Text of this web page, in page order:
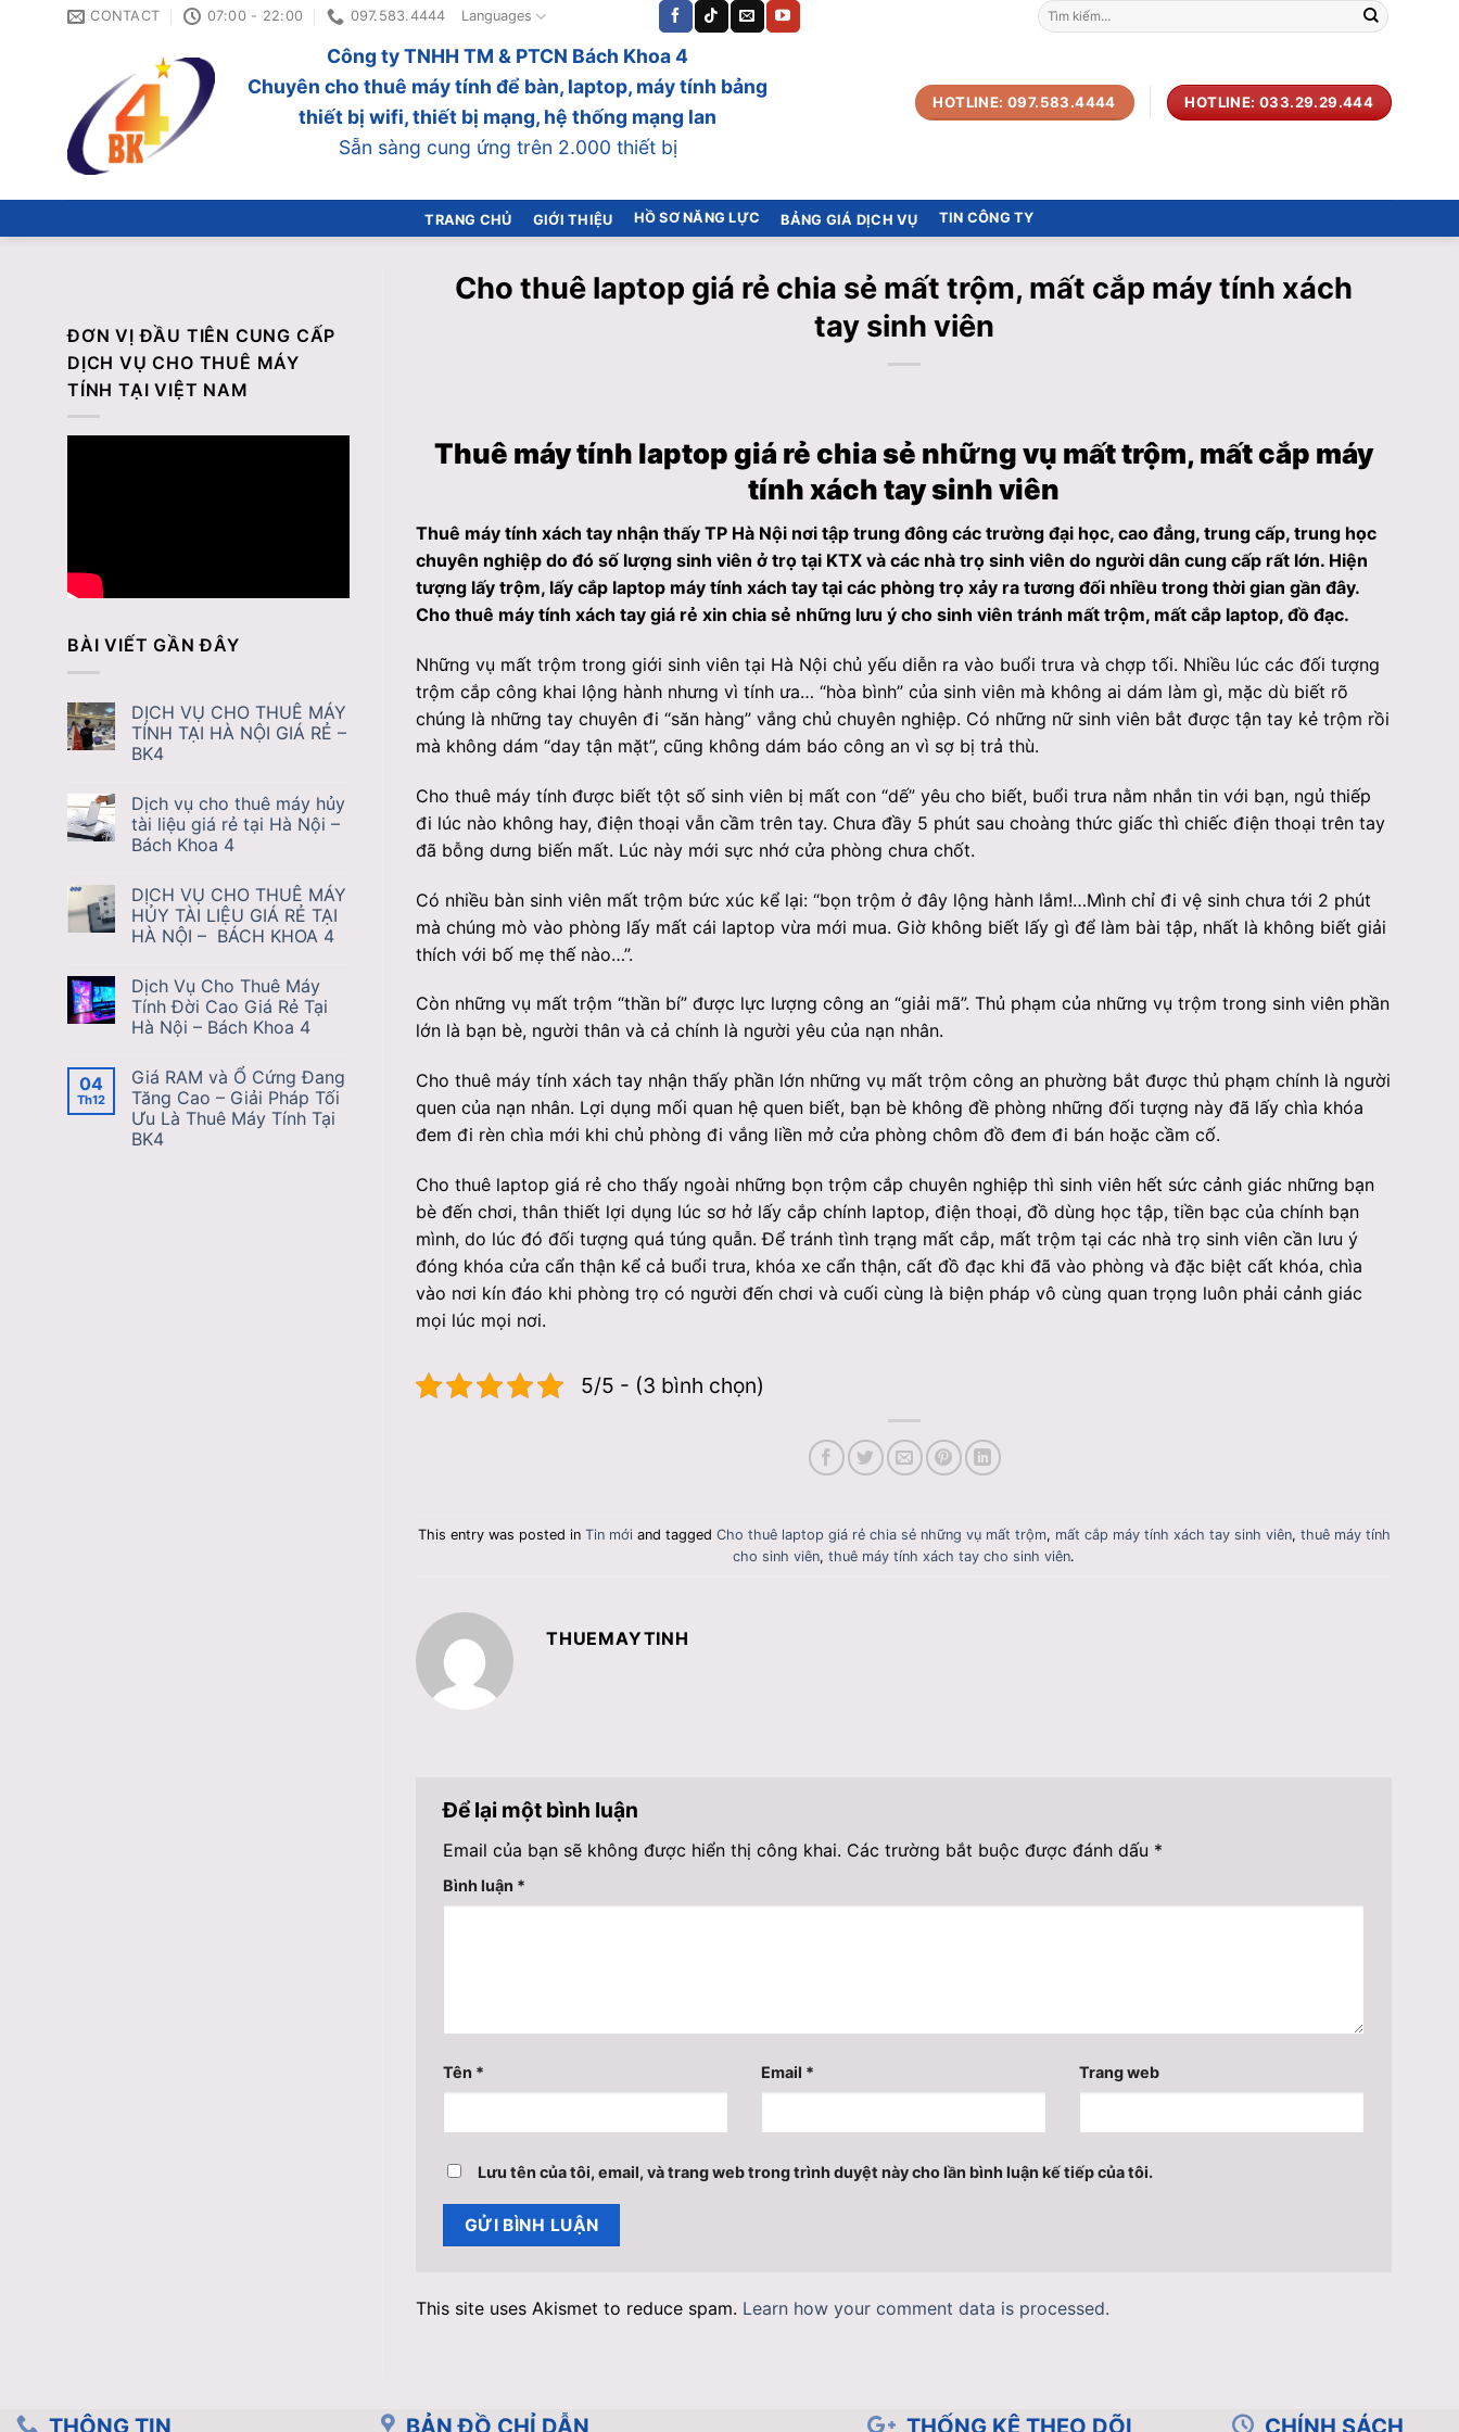
CONTACT 07:00 - 22:00 097.583.4444 Languages
Tìm
kiếm:
Công ty TNHH TM & PTCN Bách Khoa 4
Chuyên cho thuê máy tính để bàn, laptop, máy tính bảng
thiết bị wifi, thiết bị mạng, hệ thống mạng lan
Sẵn sàng cung ứng trên 2.000 thiết bị
HOTLINE: 097.583.4444 HOTLINE: 033.29.29.444
TRANG CHỦ GIỚI THIỆU HỒ SƠ NĂNG LỰC BẢNG GIÁ DỊCH VỤ TIN CÔNG TY
ĐƠN VỊ ĐẦU TIÊN CUNG CẤP
DỊCH VỤ CHO THUÊ MÁY
TÍNH TẠI VIỆT NAM
BÀI VIẾT GẦN ĐÂY
DỊCH VỤ CHO THUÊ MÁY
TÍNH TẠI HÀ NỘI GIÁ RẺ –
BK4
Dịch vụ cho thuê máy hủy
tài liệu giá rẻ tại Hà Nội –
Bách Khoa 4
DỊCH VỤ CHO THUÊ MÁY
HỦY TÀI LIỆU GIÁ RẺ TẠI
HÀ NỘI – BÁCH KHOA 4
Dịch Vụ Cho Thuê Máy
Tính Đời Cao Giá Rẻ Tại
Hà Nội – Bách Khoa 4
04
Th12
Giá RAM và Ổ Cứng Đang
Tăng Cao – Giải Pháp Tối
Ưu Là Thuê Máy Tính Tại
BK4
Cho thuê laptop giá rẻ chia sẻ mất trộm, mất cắp máy tính xách
tay sinh viên
Thuê máy tính laptop giá rẻ chia sẻ những vụ mất trộm, mất cắp máy
tính xách tay sinh viên
Thuê máy tính xách tay nhận thấy TP Hà Nội nơi tập trung đông các trường đại học, cao đẳng, trung cấp, trung học
chuyên nghiệp do đó số lượng sinh viên ở trọ tại KTX và các nhà trọ sinh viên do người dân cung cấp rất lớn. Hiện
tượng lấy trộm, lấy cắp laptop máy tính xách tay tại các phòng trọ xảy ra tương đối nhiều trong thời gian gần đây.
Cho thuê máy tính xách tay giá rẻ xin chia sẻ những lưu ý cho sinh viên tránh mất trộm, mất cắp laptop, đồ đạc.
Những vụ mất trộm trong giới sinh viên tại Hà Nội chủ yếu diễn ra vào buổi trưa và chợp tối. Nhiều lúc các đối tượng
trộm cắp công khai lộng hành nhưng vì tính ưa… “hòa bình” của sinh viên mà không ai dám làm gì, mặc dù biết rõ
chúng là những tay chuyên đi “săn hàng” vắng chủ chuyên nghiệp. Có những nữ sinh viên bắt được tận tay kẻ trộm rồi
mà không dám “day tận mặt”, cũng không dám báo công an vì sợ bị trả thù.
Cho thuê máy tính được biết tột số sinh viên bị mất con “dế” yêu cho biết, buổi trưa nằm nhắn tin với bạn, ngủ thiếp
đi lúc nào không hay, điện thoại vẫn cầm trên tay. Chưa đầy 5 phút sau choàng thức giấc thì chiếc điện thoại trên tay
đã bỗng dưng biến mất. Lúc này mới sực nhớ cửa phòng chưa chốt.
Có nhiều bàn sinh viên mất trộm bức xúc kể lại: “bọn trộm ở đây lộng hành lắm!…Mình chỉ đi vệ sinh chưa tới 2 phút
mà chúng mò vào phòng lấy mất cái laptop vừa mới mua. Giờ không biết lấy gì để làm bài tập, nhất là không biết giải
thích với bố mẹ thế nào…”.
Còn những vụ mất trộm “thần bí” được lực lượng công an “giải mã”. Thủ phạm của những vụ trộm trong sinh viên phần
lớn là bạn bè, người thân và cả chính là người yêu của nạn nhân.
Cho thuê máy tính xách tay nhận thấy phần lớn những vụ mất trộm công an phường bắt được thủ phạm chính là người
quen của nạn nhân. Lợi dụng mối quan hệ quen biết, bạn bè không đề phòng những đối tượng này đã lấy chìa khóa
đem đi rèn chìa mới khi chủ phòng đi vắng liền mở cửa phòng chôm đồ đem đi bán hoặc cầm cố.
Cho thuê laptop giá rẻ cho thấy ngoài những bọn trộm cắp chuyên nghiệp thì sinh viên hết sức cảnh giác những bạn
bè đến chơi, thân thiết lợi dụng lúc sơ hở lấy cắp chính laptop, điện thoại, đồ dùng học tập, tiền bạc của chính bạn
mình, do lúc đó đối tượng quá túng quẫn. Để tránh tình trạng mất cắp, mất trộm tại các nhà trọ sinh viên cần lưu ý
đóng khóa cửa cẩn thận kể cả buổi trưa, khóa xe cẩn thận, cất đồ đạc khi đã vào phòng và đặc biệt cất khóa, chìa
vào nơi kín đáo khi phòng trọ có người đến chơi và cuối cùng là biện pháp vô cùng quan trọng luôn phải cảnh giác
mọi lúc mọi nơi.
5/5 - (3 bình chọn)
This entry was posted in Tin mới and tagged Cho thuê laptop giá rẻ chia sẻ những vụ mất trộm, mất cắp máy tính xách tay sinh viên, thuê máy tính
cho sinh viên, thuê máy tính xách tay cho sinh viên.
THUEMAYTINH
Để lại một bình luận
Email của bạn sẽ không được hiển thị công khai. Các trường bắt buộc được đánh dấu *
Bình luận *
Tên * Email * Trang web
Lưu tên của tôi, email, và trang web trong trình duyệt này cho lần bình luận kế tiếp của tôi.
This site uses Akismet to reduce spam. Learn how your comment data is processed.